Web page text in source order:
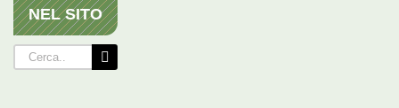
NEL SITO
Cerca
per: